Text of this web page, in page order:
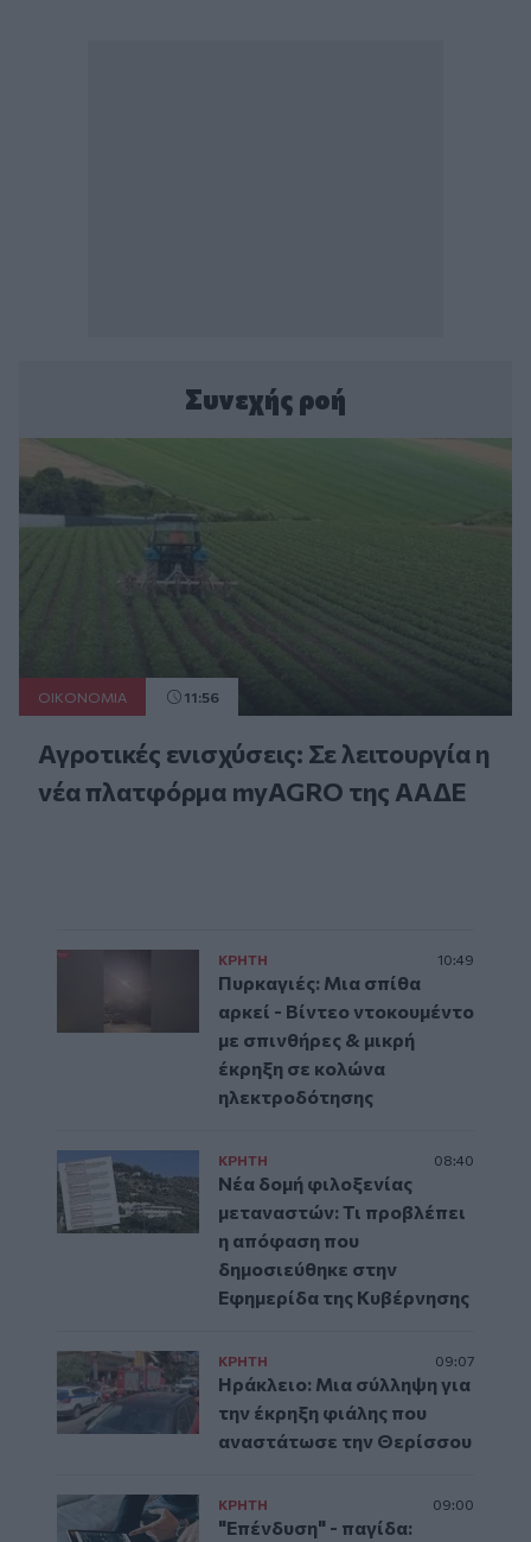
Συνεχής ροή
ΟΙΚΟΝΟΜΙΑ 11:56
Αγροτικές ενισχύσεις: Σε λειτουργία η
νέα πλατφόρμα myAGRO της ΑΑΔΕ
ΚΡΗΤΗ 10:49
Πυρκαγιές: Μια σπίθα
αρκεί - Βίντεο ντοκουμέντο
με σπινθήρες & μικρή
έκρηξη σε κολώνα
ηλεκτροδότησης
ΚΡΗΤΗ 08:40
Νέα δομή φιλοξενίας
μεταναστών: Τι προβλέπει
η απόφαση που
δημοσιεύθηκε στην
Εφημερίδα της Κυβέρνησης
ΚΡΗΤΗ 09:07
Ηράκλειο: Μια σύλληψη για
την έκρηξη φιάλης που
αναστάτωσε την Θερίσσου
ΚΡΗΤΗ 09:00
"Επένδυση" - παγίδα: